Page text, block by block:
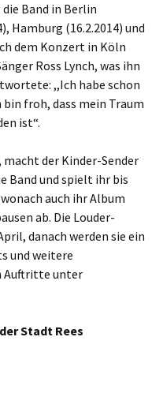
Band in Berlin
Hamburg (16.2.2014) und
dem Konzert in Köln
Ross Lynch, was ihn
,,Ich habe schon
froh, dass mein Traum
ist“.
der Kinder-Sender
Band und spielt ihr bis
auch ihr Album
ab. Die Louder-
danach werden sie ein
und weitere
Auftritte unter
Stadt Rees